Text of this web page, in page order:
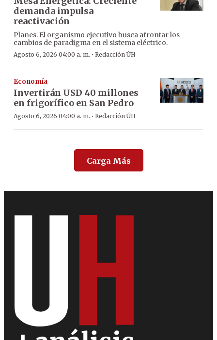
demanda impulsa
reactivación
Planes. El organismo ejecutivo busca afrontar los
cambios de paradigma en el sistema eléctrico.
Agosto 6, 2026 04:00 a. m. · Redacción ÚH
Economía
Invertirán USD 40 millones
en frigorífico en San Pedro
Agosto 6, 2026 04:00 a. m. · Redacción ÚH
Carga Más